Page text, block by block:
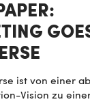
ist von einer
Vision zu